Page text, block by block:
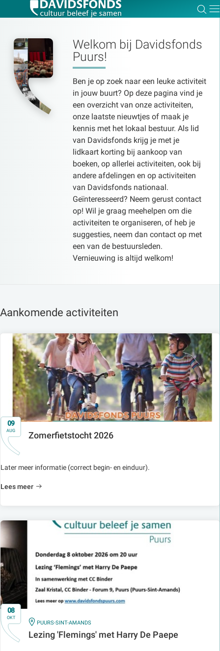
Welkom bij Davidsfonds
Puurs!
Ben je op zoek naar een leuke activiteit
in jouw buurt? Op deze pagina vind je
een overzicht van onze activiteiten,
onze laatste nieuwtjes of maak je
kennis met het lokaal bestuur. Als lid
van Davidsfonds krijg je met je
lidkaart korting bij aankoop van
boeken, op allerlei activiteiten, ook bij
andere afdelingen en op activiteiten
van Davidsfonds nationaal.
Geïnteresseerd? Neem gerust contact
op! Wil je graag meehelpen om die
activiteiten te organiseren, of heb je
suggesties, neem dan contact op met
een van de bestuursleden.
Vernieuwing is altijd welkom!
Aankomende activiteiten
09
AUG
Zomerfietstocht 2026
Later meer informatie (correct begin- en einduur).
Lees meer
08
OKT
IN
PUURS-SINT-AMANDS
Lezing 'Flemings' met Harry De Paepe
Zoek:
Zoeken